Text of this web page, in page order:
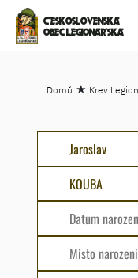
ČESKOSLOVENSKÁ
OBEC LEGIONÁŘSKÁ
Domů ★ Krev